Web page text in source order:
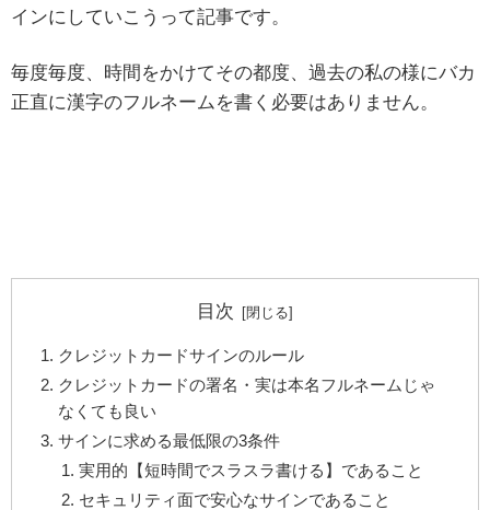
インにしていこうって記事です。
毎度毎度、時間をかけてその都度、過去の私の様にバカ
正直に漢字のフルネームを書く必要はありません。
目次
クレジットカードサインのルール
クレジットカードの署名・実は本名フルネームじゃ
なくても良い
サインに求める最低限の3条件
実用的【短時間でスラスラ書ける】であること
セキュリティ面で安心なサインであること